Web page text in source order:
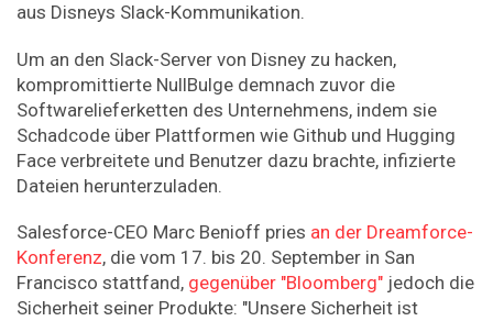
aus Disneys Slack-Kommunikation.
Um an den Slack-Server von Disney zu hacken,
kompromittierte NullBulge demnach zuvor die
Softwarelieferketten des Unternehmens, indem sie
Schadcode über Plattformen wie Github und Hugging
Face verbreitete und Benutzer dazu brachte, infizierte
Dateien herunterzuladen.
Salesforce-CEO Marc Benioff pries an der Dreamforce-
Konferenz, die vom 17. bis 20. September in San
Francisco stattfand, gegenüber "Bloomberg" jedoch die
Sicherheit seiner Produkte: "Unsere Sicherheit ist